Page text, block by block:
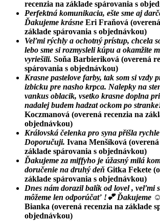
recenzia na základe spárovania s
Perfektná komunikacia, ešte sme aj
Ďakujeme krásne Eri Fraňová
základe spárovania s objednávkou)
Veľmi rýchly a ochotný prístup, chcela
lebo sme si rozmysleli kúpu a okamžite
vyriešili. Soňa Barbieriková (overená
spárovania s objednávkou)
Krasne pastelove farby, tak som si vzdy
izbicku pre nasho krpca. Nalepky na
vankus oblacik, vsetko krasne doplna
nadalej budem hadzat ockom po
Koczmanová (overená recenzia na
objednávkou)
Královská čelenka pro syna přišla
Doporučuji. Ivana Menšíková
základe spárovania s objednávkou)
Ďakujeme za miffyho je úžasný milá
doručenie na druhý deň Gitka Fekete
základe spárovania s objednávkou)
Dnes nám dorazil balík od lovel , veľmi
môžeme len odporúčať !💕 Ďakujeme
Bianka (overená recenzia na základe
objednávkou)